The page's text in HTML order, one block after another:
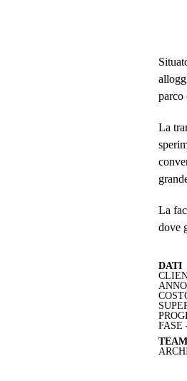
parco
La
La
dove
DATI
ANNO
FASE
TEAM